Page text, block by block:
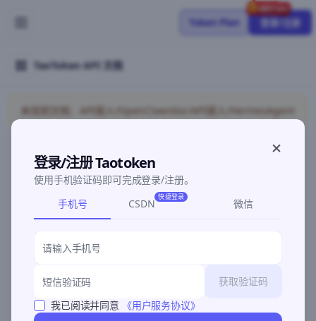
Token Plan 登录/注册
TaoToken API 文档
未找到文档：API接入/OpenClaw/doc/API接入/HermesAgent
©2026 深圳灵明智码科技有限公司粤ICP备2026096960号-3
登录/注册 Taotoken
使用手机验证码即可完成登录/注册。
手机号
CSDN
快捷登录
微信
获取验证码
我已阅读并同意
《用户服务协议》